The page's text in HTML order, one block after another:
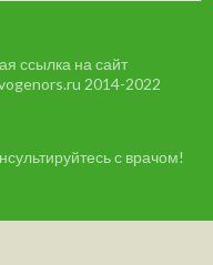
ссылка на сайт
2014-2022
с врачом!